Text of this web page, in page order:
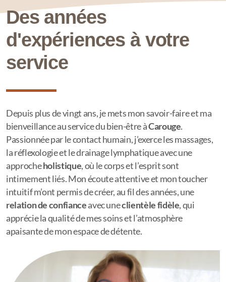
Des années
d'expériences à votre
service
Depuis plus de vingt ans, je mets mon savoir-faire et ma
bienveillance au service du bien-être àCarouge.
Passionnée par le contact humain, j’exerce les massages,
la réflexologie et le drainage lymphatique avec une
approcheholistique, où le corps et l’esprit sont
intimement liés. Mon écoute attentive et mon toucher
intuitif m’ont permis de créer, au fil des années, une
relation de confianceavec uneclientèle fidèle, qui
apprécie la qualité de mes soins et l’atmosphère
apaisante de mon espace de détente.